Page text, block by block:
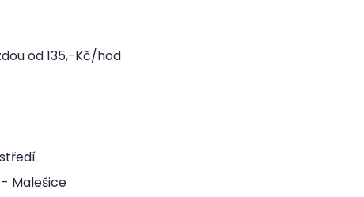
od 135,-Kč/hod
Malešice